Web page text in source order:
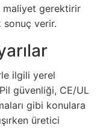
maliyet gerektirir
verir.
ilgili yerel
güvenliği, CE/UL
gibi konulara
üretici